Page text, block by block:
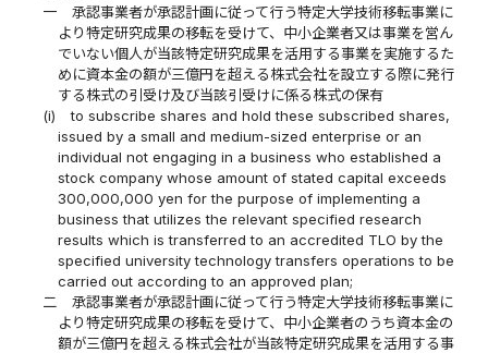
一
承認事業者が承認計画に従って行う特定大学技術移転事業に
より特定研究成果の移転を受けて、中小企業者又は事業を営ん
でいない個人が当該特定研究成果を活用する事業を実施するた
めに資本金の額が三億円を超える株式会社を設立する際に発行
する株式の引受け及び当該引受けに係る株式の保有
(i)
to subscribe shares and hold these subscribed shares,
issued by a small and medium-sized enterprise or an
individual not engaging in a business who established a
stock company whose amount of stated capital exceeds
300,000,000 yen for the purpose of implementing a
business that utilizes the relevant specified research
results which is transferred to an accredited TLO by the
specified university technology transfers operations to be
carried out according to an approved plan;
二
承認事業者が承認計画に従って行う特定大学技術移転事業に
より特定研究成果の移転を受けて、中小企業者のうち資本金の
額が三億円を超える株式会社が当該特定研究成果を活用する事